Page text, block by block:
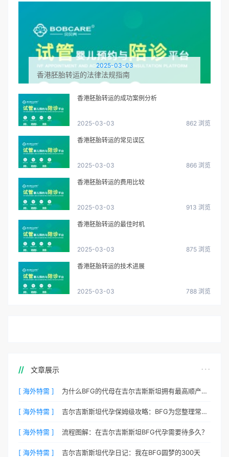
2025-03-03
香港胚胎转运的法律法规指南
香港胚胎转运的成功案例分析
2025-03-03 862 浏览
香港胚胎转运的常见误区
2025-03-03 866 浏览
香港胚胎转运的费用比较
2025-03-03 913 浏览
香港胚胎转运的最佳时机
2025-03-03 875 浏览
香港胚胎转运的技术进展
2025-03-03 788 浏览
文章展示
[ 海外特需 ] 为什么BFG的代母在吉尔吉斯斯坦拥有最高顺产率？
[ 海外特需 ] 吉尔吉斯斯坦代孕保姆级攻略：BFG为您整理常见QA
[ 海外特需 ] 流程图解：在吉尔吉斯斯坦BFG代孕需要待多久？
[ 海外特需 ] 吉尔吉斯斯坦代孕日记：我在BFG圆梦的300天